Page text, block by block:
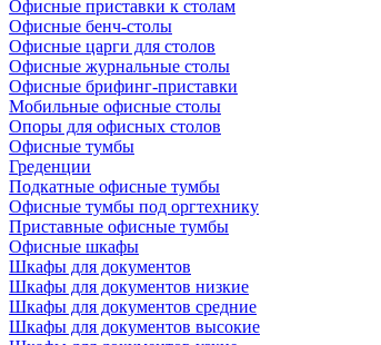
Офисные приставки к столам
Офисные бенч-столы
Офисные царги для столов
Офисные журнальные столы
Офисные брифинг-приставки
Мобильные офисные столы
Опоры для офисных столов
Офисные тумбы
Греденции
Подкатные офисные тумбы
Офисные тумбы под оргтехнику
Приставные офисные тумбы
Офисные шкафы
Шкафы для документов
Шкафы для документов низкие
Шкафы для документов средние
Шкафы для документов высокие